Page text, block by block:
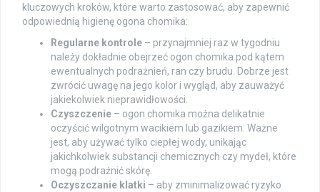
kluczowych kroków, które warto zastosować, aby zapewnić
odpowiednią higienę ogona chomika:
Regularne kontrole – przynajmniej raz w tygodniu
należy dokładnie obejrzeć ogon chomika pod kątem
ewentualnych podrażnień, ran czy brudu. Dobrze jest
zwrócić uwagę na jego kolor i wygląd, aby zauważyć
jakiekolwiek nieprawidłowości.
Czyszczenie – ogon chomika można delikatnie
oczyścić wilgotnym wacikiem lub gazikiem. Ważne
jest, aby używać tylko ciepłej wody, unikając
jakichkolwiek substancji chemicznych czy mydeł, które
mogą podrażnić skórę.
Oczyszczanie klatki – aby zminimalizować ryzyko